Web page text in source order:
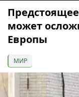
может
Европы
МИР